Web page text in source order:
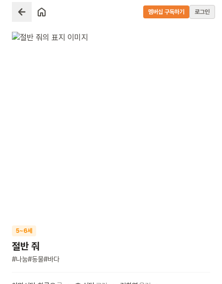
멤버십 구독하기 로그인
5~6세
절반 줘
#나눔#동물#바다